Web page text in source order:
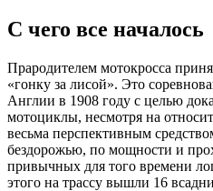
С чего все началось
Прародителем мотокросса
«гонку за лисой». Это
Англии в 1908 году с целью
мотоциклы, несмотря на
весьма перспективным
бездорожью, по мощности и
привычных для того времени
этого на трассу вышли 16